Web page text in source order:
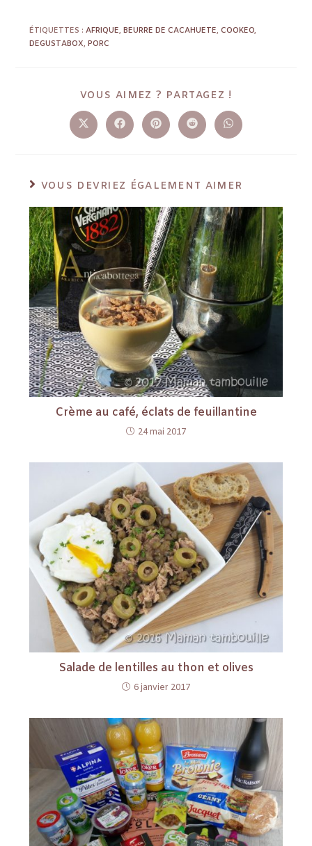
ÉTIQUETTES :AFRIQUE, BEURRE DE CACAHUETE, COOKEO,
DEGUSTABOX, PORC
VOUS AIMEZ ? PARTAGEZ !
VOUS DEVRIEZ ÉGALEMENT AIMER
Crème au café, éclats de feuillantine
24 mai 2017
Salade de lentilles au thon et olives
6 janvier 2017